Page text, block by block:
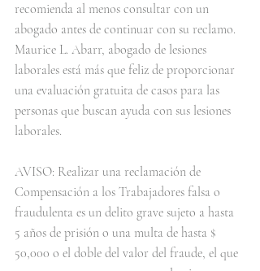
recomienda al menos consultar con un
abogado antes de continuar con su reclamo.
Maurice L. Abarr, abogado de lesiones
laborales está más que feliz de proporcionar
una evaluación gratuita de casos para las
personas que buscan ayuda con sus lesiones
laborales.
AVISO: Realizar una reclamación de
Compensación a los Trabajadores falsa o
fraudulenta es un delito grave sujeto a hasta
5 años de prisión o una multa de hasta $
50,000 o el doble del valor del fraude, el que